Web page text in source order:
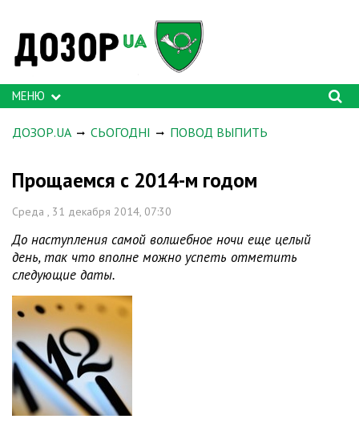
МЕНЮ
ДОЗОР.UA СЬОГОДНІ ПОВОД ВЫПИТЬ
Прощаемся с 2014-м годом
Среда , 31 декабря 2014, 07:30
До наступления самой волшебное ночи еще целый
день, так что вполне можно успеть отметить
следующие даты.